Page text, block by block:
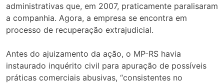
administrativas que, em 2007, praticamente paralisaram
a companhia. Agora, a empresa se encontra em
processo de recuperação extrajudicial.
Antes do ajuizamento da ação, o MP-RS havia
instaurado inquérito civil para apuração de possíveis
práticas comerciais abusivas, “consistentes no